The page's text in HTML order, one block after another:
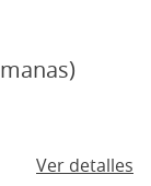
Ver detalles